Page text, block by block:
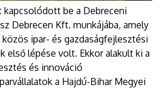
be a Debreceni
Debrecen Kft. munkájába, amely
ipar- és gazdaságfejlesztési
első lépése volt. Ekkor alakult ki a
és innováció
a Hajdú-Bihar Megyei